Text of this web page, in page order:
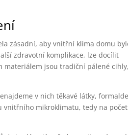
zásadní, aby vnitřní klima domu
zdravotní komplikace, lze docílit
materiálem jsou tradiční pálené
v nich těkavé látky,
vnitřního mikroklimatu, tedy na počet